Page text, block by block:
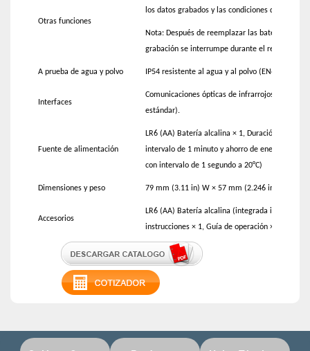
Otras funciones
los datos grabados y las condiciones de
Nota: Después de reemplazar las baterías en
grabación se interrumpe durante el reemplazo
A prueba de agua y polvo IP54 resistente al agua y al polvo (EN60529)
Interfaces
Comunicaciones ópticas de infrarrojos con
estándar).
Fuente de alimentación
LR6 (AA) Batería alcalina × 1, Duración de la
intervalo de 1 minuto y ahorro de energía
con intervalo de 1 segundo a 20°C)
Dimensiones y peso 79 mm (3.11 in) W × 57 mm (2.246 in) Alt × 28
Accesorios
LR6 (AA) Batería alcalina (integrada interna) ×
instrucciones × 1, Guía de operación × 1, Pata